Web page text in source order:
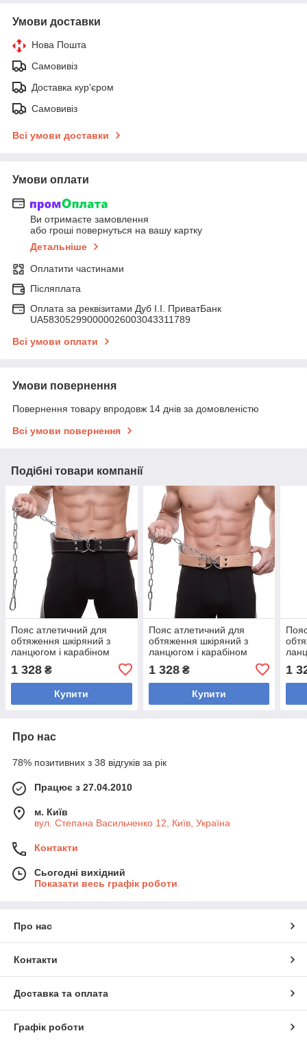
Умови доставки
Нова Пошта
Самовивіз
Доставка кур'єром
Самовивіз
Всі умови доставки
Умови оплати
Ви отримаєте замовлення
або гроші повернуться на вашу картку
Детальніше
Оплатити частинами
Післяплата
Оплата за реквізитами Дуб І.І. ПриватБанк
UA583052990000026003043311789
Всі умови оплати
Умови повернення
Повернення товару впродовж 14 днів за домовленістю
Всі умови повернення
Подібні товари компанії
Пояс атлетичний для
обтяження шкіряний з
ланцюгом і карабіном
165128 (шкіра, ширина-7in
1 328 ₴
Купити
Пояс атлетичний для
обтяження шкіряний з
ланцюгом і карабіном
165130 (шкіра, ширина-7in
1 328₴
Купити
1
Про нас
78% позитивних з 38 відгуків за рік
Працює з 27.04.2010
м. Київ
вул. Степана Васильченко 12, Київ, Україна
Контакти
Сьогодні вихідний
Показати весь графік роботи
Про нас
Контакти
Доставка та оплата
Графік роботи